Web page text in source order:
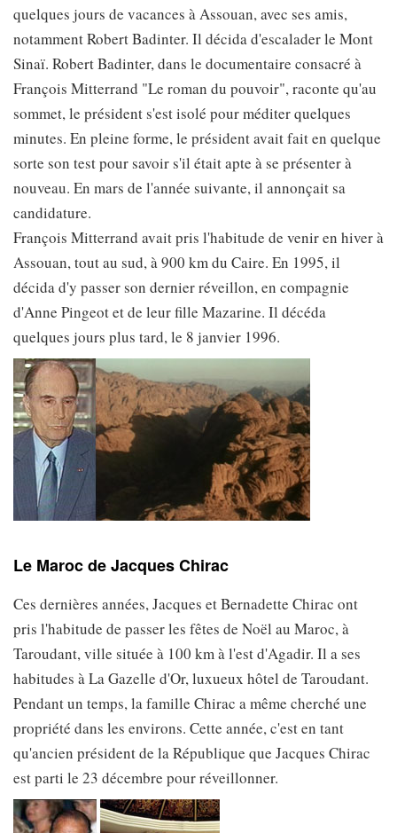
quelques jours de vacances à Assouan, avec ses amis,
notamment Robert Badinter. Il décida d'escalader le Mont
Sinaï. Robert Badinter, dans le documentaire consacré à
François Mitterrand "Le roman du pouvoir", raconte qu'au
sommet, le président s'est isolé pour méditer quelques
minutes. En pleine forme, le président avait fait en quelque
sorte son test pour savoir s'il était apte à se présenter à
nouveau. En mars de l'année suivante, il annonçait sa
candidature.
François Mitterrand avait pris l'habitude de venir en hiver à
Assouan, tout au sud, à 900 km du Caire. En 1995, il
décida d'y passer son dernier réveillon, en compagnie
d'Anne Pingeot et de leur fille Mazarine. Il décéda
quelques jours plus tard, le 8 janvier 1996.
Le Maroc de Jacques Chirac
Ces dernières années, Jacques et Bernadette Chirac ont
pris l'habitude de passer les fêtes de Noël au Maroc, à
Taroudant, ville située à 100 km à l'est d'Agadir. Il a ses
habitudes à La Gazelle d'Or, luxueux hôtel de Taroudant.
Pendant un temps, la famille Chirac a même cherché une
propriété dans les environs. Cette année, c'est en tant
qu'ancien président de la République que Jacques Chirac
est parti le 23 décembre pour réveillonner.